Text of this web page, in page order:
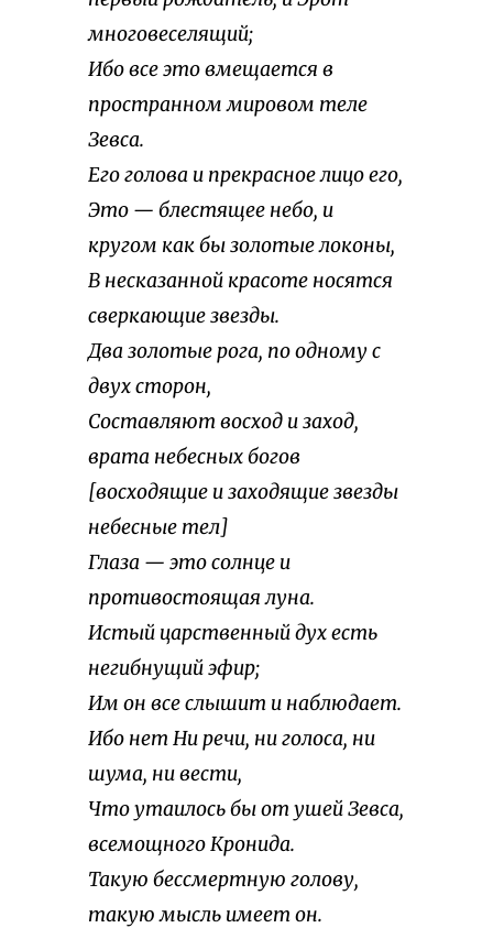
многовеселящий;
Ибо все это вмещается в
пространном мировом теле
Зевса.
Его голова и прекрасное лицо его,
Это — блестящее небо, и
кругом как бы золотые локоны,
В несказанной красоте носятся
сверкающие звезды.
Два золотые рога, по одному с
двух сторон,
Составляют восход и заход,
врата небесных богов
[восходящие и заходящие звезды
небесные тел]
Глаза — это солнце и
противостоящая луна.
Истый царственный дух есть
негибнущий эфир;
Им он все слышит и наблюдает.
Ибо нет Ни речи, ни голоса, ни
шума, ни вести,
Что утаилось бы от ушей Зевса,
всемощного Кронида.
Такую бессмертную голову,
такую мысль имеет он.